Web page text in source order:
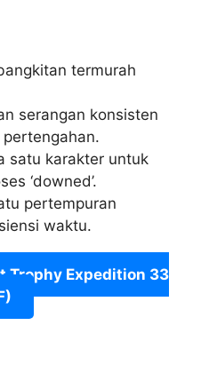
termurah
serangan konsisten
satu karakter untuk
‘downed’.
pertempuran
waktu.
Trophy Expedition 33